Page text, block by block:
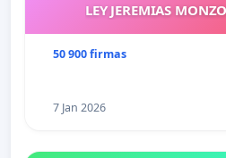
LEY JEREMIAS
50 900 firmas
7 Jan 2026